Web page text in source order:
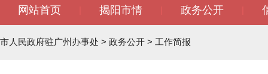
网站首页 揭阳市情 政务公开
文苑天地 |
市人民政府驻广州办事处 > 政务公开 > 工作简报